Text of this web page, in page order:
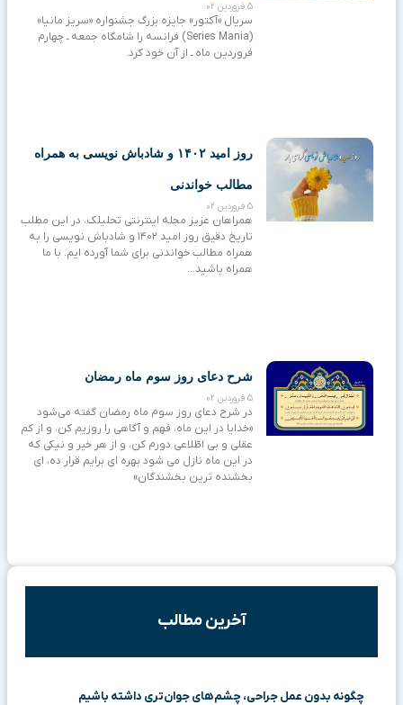
5 فروردین 02
سریال «آکتور» جایزه بزرگ جشنواره «سریز مانیا»
(Series Mania) فرانسه را شامگاه جمعه ـ چهارم
فروردین ماه ـ از آن خود کرد.
روز امید ۱۴۰۲ و شادباش نویسی به همراه
مطالب خواندنی
5 فروردین 02
همراهان عزیز مجله اینترنتی تحلیلک، در این مطلب
تاریخ دقیق روز امید ۱۴۰۲ و شادباش نویسی را به
همراه مطالب خواندنی برای شما آورده ایم. با ما
همراه باشید…
شرح دعای روز سوم ماه رمضان
5 فروردین 02
در شرح دعای روز سوم ماه رمضان گفته می‌شود
«خدایا در این ماه، فهم و آگاهی را روزیم کن، و از کم
عقلی و بی اطّلاعی دورم کن، و از هر خیر و نیکی که
در این ماه نازل می شود بهره ای برایم قرار ده، ای
بخشنده ترین بخشندگان»
آخرین مطالب
چگونه بدون عمل جراحی، چشم‌های جوان‌تری داشته باشیم